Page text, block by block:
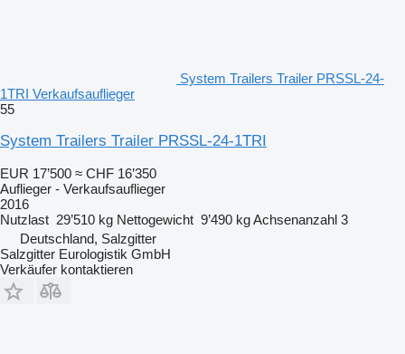
System Trailers Trailer PRSSL-24-
1TRI Verkaufsauflieger
55
System Trailers Trailer PRSSL-24-1TRI
EUR 17’500 ≈ CHF 16’350
Auflieger - Verkaufsauflieger
2016
Nutzlast 29’510 kg Nettogewicht 9’490 kgAchsenanzahl 3
Deutschland, Salzgitter
Salzgitter Eurologistik GmbH
Verkäufer kontaktieren